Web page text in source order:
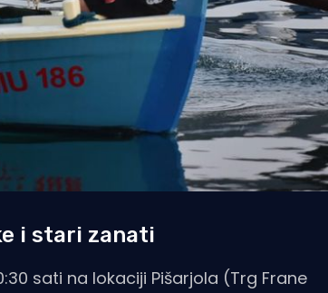
i stari zanati
sati na lokaciji Pišarjola (Trg Frane